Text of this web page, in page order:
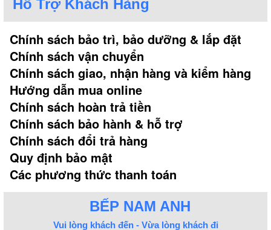
Tùy thuộc vào không gian bếp cũng như phong
cách của gia chủ mà lựa chọn kiểu dáng và kích
thước phù hợp.
- Vòi rửa bát dáng vòi cong: Đây là dáng vòi được
sử dụng phổ biến nhất với thân vòi cao và thẳng,
còn đầu vòi cong trúc xuống. Các chi tiết được thiết
kế bo tròn giúp dễ dàng vệ sinh vòi.
Hỗ Trợ Khách Hàng
Chính sách bảo trì, bảo dưỡng & lắp đặt
Chính sách vận chuyển
Chính sách giao, nhận hàng và kiểm hàng
Hướng dẫn mua online
Chính sách hoàn trả tiền
Chính sách bảo hành & hỗ trợ
Chính sách đổi trả hàng
Quy định bảo mật
Các phương thức thanh toán
BẾP NAM ANH
Vui lòng khách đến - Vừa lòng khách đi